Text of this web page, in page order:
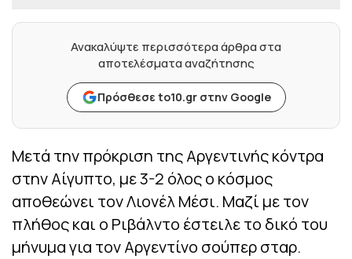
Ανακαλύψτε περισσότερα άρθρα στα
αποτελέσματα αναζήτησης
Πρόσθεσε to10.gr στην Google
Μετά την πρόκριση της Αργεντινής κόντρα
στην Αίγυπτο, με 3-2 όλος ο κόσμος
αποθεώνει τον Λιονέλ Μέσι. Μαζί με τον
πλήθος και ο Ριβάλντο έστειλε το δικό του
μήνυμα για τον Αργεντίνο σούπερ σταρ.